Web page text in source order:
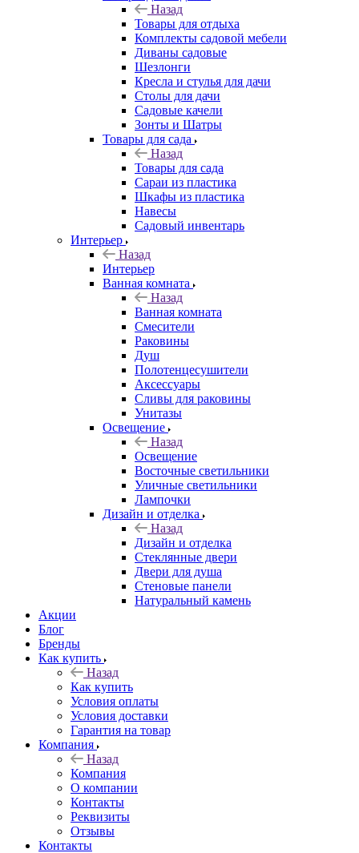
Назад
Товары для отдыха
Комплекты садовой мебели
Диваны садовые
Шезлонги
Кресла и стулья для дачи
Столы для дачи
Садовые качели
Зонты и Шатры
Товары для сада
Назад
Товары для сада
Сараи из пластика
Шкафы из пластика
Навесы
Садовый инвентарь
Интерьер
Назад
Интерьер
Ванная комната
Назад
Ванная комната
Смесители
Раковины
Душ
Полотенцесушители
Аксессуары
Сливы для раковины
Унитазы
Освещение
Назад
Освещение
Восточные светильники
Уличные светильники
Лампочки
Дизайн и отделка
Назад
Дизайн и отделка
Стеклянные двери
Двери для душа
Стеновые панели
Натуральный камень
Акции
Блог
Бренды
Как купить
Назад
Как купить
Условия оплаты
Условия доставки
Гарантия на товар
Компания
Назад
Компания
О компании
Контакты
Реквизиты
Отзывы
Контакты